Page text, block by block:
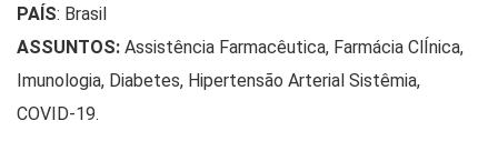
PAÍS: Brasil
ASSUNTOS: Assistência Farmacêutica, Farmácia ClÍnica,
Imunologia, Diabetes, Hipertensão Arterial Sistêmia,
COVID-19.